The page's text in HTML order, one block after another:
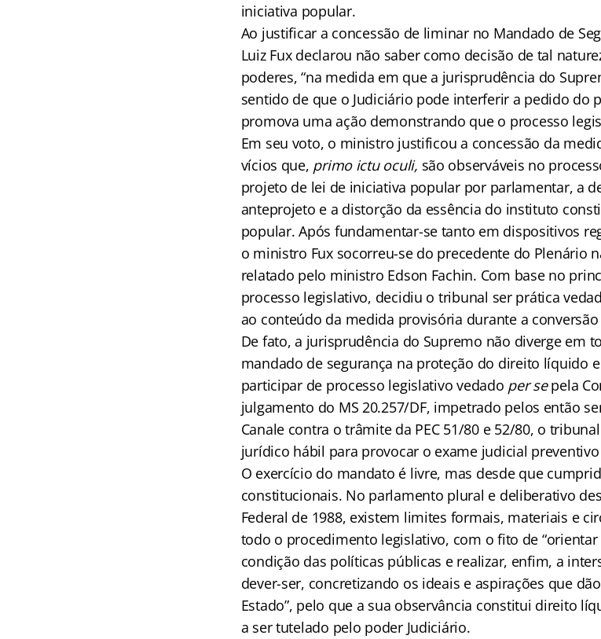
iniciativa popular.
Ao justificar a concessão de liminar no Mandado de
Luiz Fux declarou não saber como decisão de tal
poderes, “na medida em que a jurisprudência do
sentido de que o Judiciário pode interferir a pedido do
promova uma ação demonstrando que o processo
Em seu voto, o ministro justificou a concessão da
vícios que, primo ictu oculi, são observáveis no
projeto de lei de iniciativa popular por parlamentar, a
anteprojeto e a distorção da essência do instituto
popular. Após fundamentar-se tanto em dispositivos
o ministro Fux socorreu-se do precedente do Plenário
relatado pelo ministro Edson Fachin. Com base no
processo legislativo, decidiu o tribunal ser prática
ao conteúdo da medida provisória durante a
De fato, a jurisprudência do Supremo não diverge em
mandado de segurança na proteção do direito líquido
participar de processo legislativo vedado per sepela
julgamento do MS 20.257/DF, impetrado pelos então
Canale contra o trâmite da PEC 51/80 e 52/80, o
jurídico hábil para provocar o exame judicial
O exercício do mandato é livre, mas desde que
constitucionais. No parlamento plural e deliberativo
Federal de 1988, existem limites formais, materiais e
todo o procedimento legislativo, com o fito de
condição das políticas públicas e realizar, enfim, a
dever-ser, concretizando os ideais e aspirações que
Estado”, pelo que a sua observância constitui direito
a ser tutelado pelo poder Judiciário.